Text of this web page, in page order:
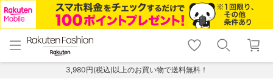
menu home
トップ
shopping_cart lock_outline
ログイン
3,980円(税込)以上のお買い物で送料無料！